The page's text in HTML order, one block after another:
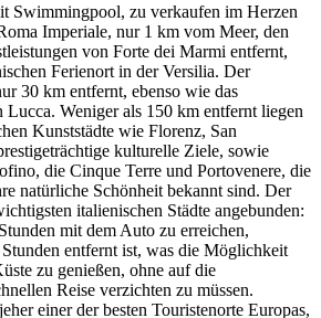
Swimmingpool, zu verkaufen im Herzen
Imperiale, nur 1 km vom Meer, den
von Forte dei Marmi entfernt,
Ferienort in der Versilia. Der
30 km entfernt, ebenso wie das
Lucca. Weniger als 150 km entfernt liegen
Kunststädte wie Florenz, San
kulturelle Ziele, sowie
die Cinque Terre und Portovenere, die
natürliche Schönheit bekannt sind. Der
italienischen Städte angebunden:
mit dem Auto zu erreichen,
entfernt ist, was die Möglichkeit
zu genießen, ohne auf die
Reise verzichten zu müssen.
einer der besten Touristenorte Europas,